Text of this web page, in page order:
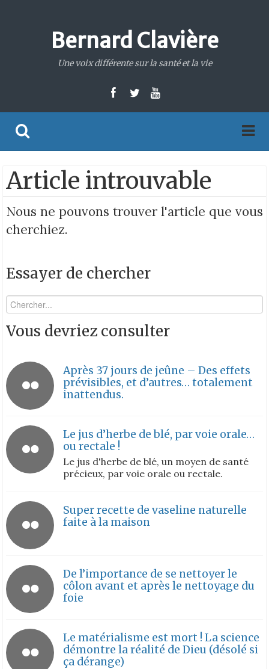
Bernard Clavière
Une voix différente sur la santé et la vie
Article introuvable
Nous ne pouvons trouver l'article que vous
cherchiez.
Essayer de chercher
Vous devriez consulter
Après 37 jours de jeûne – Des effets
prévisibles, et d’autres… totalement
inattendus.
Le jus d’herbe de blé, par voie orale…
ou rectale !
Le jus d'herbe de blé, un moyen de santé
précieux, par voie orale ou rectale.
Super recette de vaseline naturelle
faite à la maison
De l’importance de se nettoyer le
côlon avant et après le nettoyage du
foie
Le matérialisme est mort ! La science
démontre la réalité de Dieu (désolé si
ça dérange)